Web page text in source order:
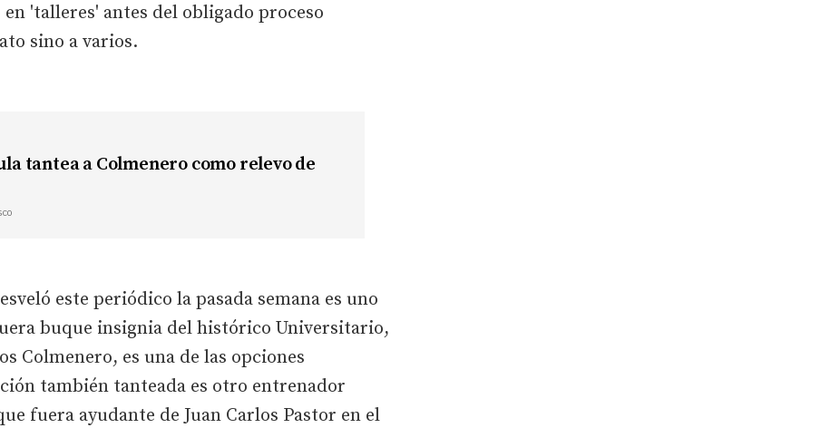
'talleres' antes del obligado proceso
sino a varios.
tantea a Colmenero como relevo de
este periódico la pasada semana es uno
buque insignia del histórico Universitario,
Colmenero, es una de las opciones
también tanteada es otro entrenador
fuera ayudante de Juan Carlos Pastor en el